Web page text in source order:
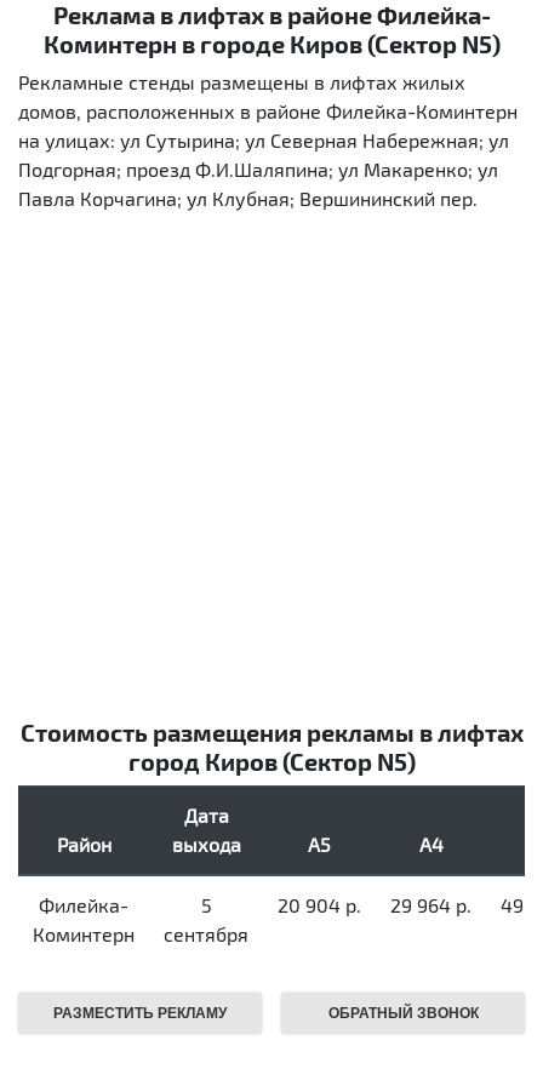
Реклама в лифтах в районе Филейка-
Коминтерн в городе Киров (Сектор N5)
Рекламные стенды размещены в лифтах жилых
домов, расположенных в районе Филейка-Коминтерн
на улицах: ул Сутырина; ул Северная Набережная; ул
Подгорная; проезд Ф.И.Шаляпина; ул Макаренко; ул
Павла Корчагина; ул Клубная; Вершининский пер.
Стоимость размещения рекламы в лифтах
город Киров (Сектор N5)
Район
Дата
выхода
А5 А4
Филейка-
Коминтерн
5
сентября
20 904 р. 29 964 р. 49
РАЗМЕСТИТЬ РЕКЛАМУ ОБРАТНЫЙ ЗВОНОК